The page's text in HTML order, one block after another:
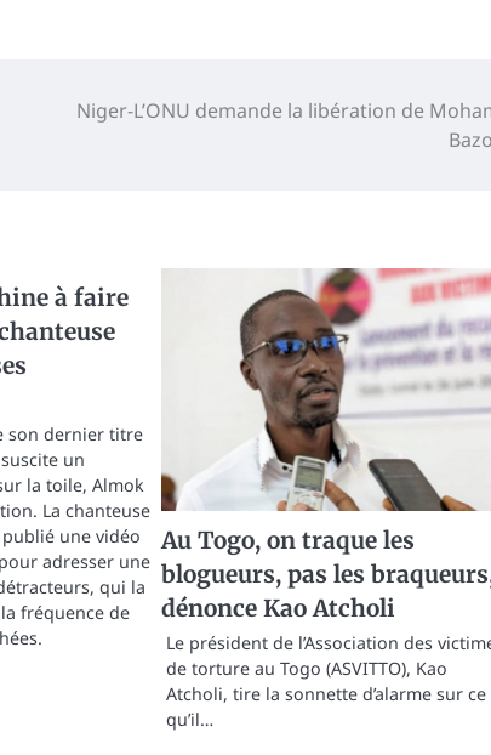
Niger-L’ONU demande la libération de
à faire
son dernier titre
un
la toile, Almok
La chanteuse
une vidéo
adresser une
qui la
fréquence de
Au Togo, on traque les
blogueurs, pas les
dénonce Kao Atcholi
Le président de l’Association des
de torture au Togo (ASVITTO), Kao
Atcholi, tire la sonnette d’alarme sur ce
qu’il…